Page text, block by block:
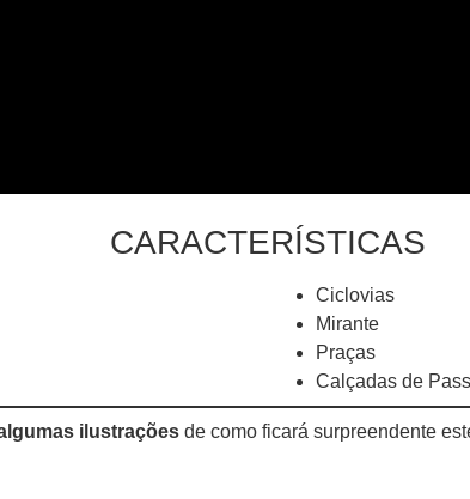
CARACTERÍSTICAS
Ciclovias
Mirante
Praças
Calçadas de
ilustrações de como ficará surpreendente